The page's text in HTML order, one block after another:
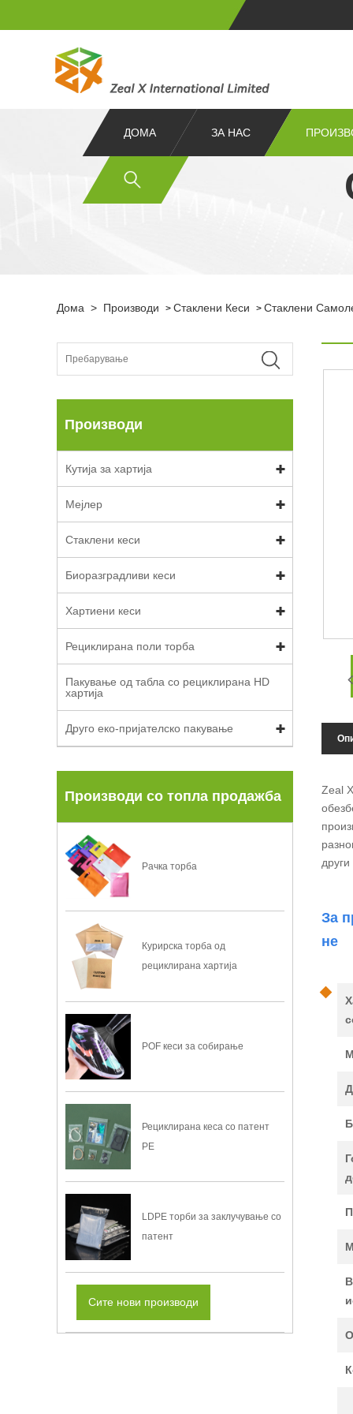
ДОМА ЗА НАС
Дома > Производи > Стаклени Кеси > Стаклени
Производи
Кутија за хартија
Мејлер
Стаклени кеси
Биоразградливи кеси
Хартиени кеси
Рециклирана поли торба
Пакување од табла со рециклирана HD
хартија
Друго еко-пријателско пакување
Производи со топла продажба
Рачка торба
Курирска торба од
рециклирана хартија
POF кеси за собирање
Рециклирана кеса со патент
PE
LDPE торби за заклучување со
патент
Сите нови производи
Zeal
За
не